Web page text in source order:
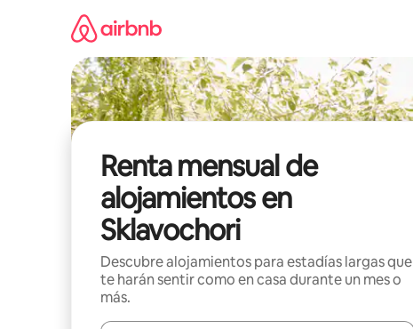
Renta mensual de
alojamientos en
Sklavochori
Descubre alojamientos para estadías largas que
te harán sentir como en casa durante un mes o
más.